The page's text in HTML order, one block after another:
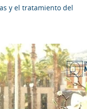
y el tratamiento del